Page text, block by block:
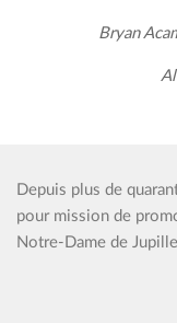
Bryan
Depuis plus de
pour mission de
Notre-Dame de